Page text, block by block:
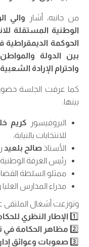
من جانبه، أشار والي
الوطنية المستقلة
الحوكمة الديمقراطية
بين الدولة والمواطن
واحترام الإرادة الشعبية.
كما عرفت الجلسة حضور
بينها:
البروفيسور كريم
للانتخابات بالنيابة،
الأستاذ صالح بلعيد
رئيس الغرفة
ممثلو السلطة
مدراء المدارس العليا
وتوزعت أشغال الملتقى
1️⃣ الإطار النظري
2️⃣ مظاهر الحكامة في
3️⃣ صعوبات وعوائق